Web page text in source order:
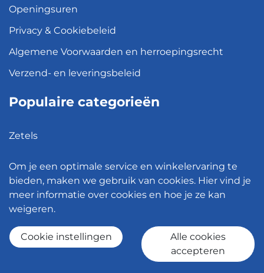
Openingsuren
Privacy & Cookiebeleid
Algemene Voorwaarden en herroepingsrecht
Verzend- en leveringsbeleid
Populaire categorieën
Zetels
Hanglampen
Bureaustoelen
© 2026 - Meubelen Jonckheere -
Om je een optimale service en winkelervaring te
bieden, maken we gebruik van cookies. Hier vind je
meer informatie over cookies en hoe je ze kan
weigeren.
Cookie instellingen
Alle cookies
accepteren